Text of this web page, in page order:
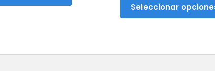
original
era:
es:
Seleccionar